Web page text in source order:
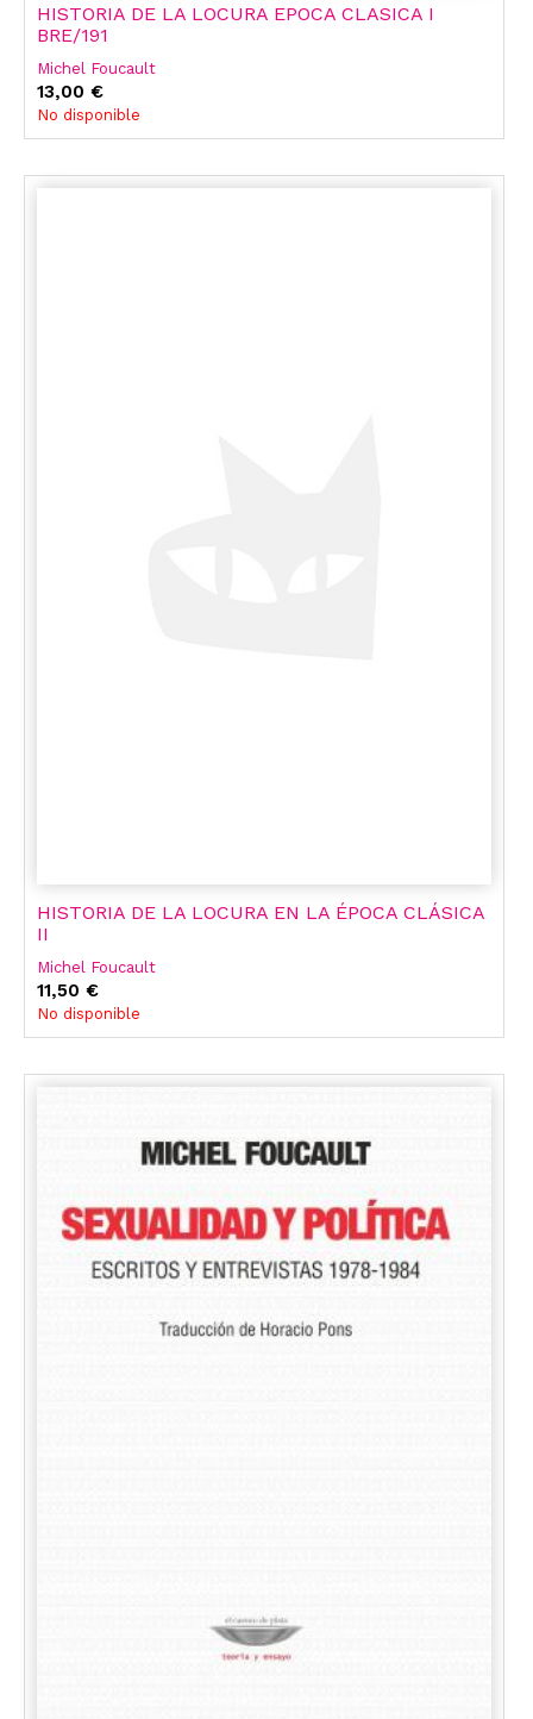
HISTORIA DE LA LOCURA EPOCA CLASICA I
BRE/191
Michel Foucault
13,00 €
No disponible
HISTORIA DE LA LOCURA EN LA ÉPOCA CLÁSICA
II
Michel Foucault
11,50 €
No disponible